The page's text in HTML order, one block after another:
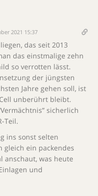
2021 15:37
das seit 2013
das einstmalige zehn
so verrotten lässt.
der jüngsten
Jahre gehen soll, ist
unberührt bleibt.
sicherlich
Teil.
ins sonst selten
gleich ein packendes
anschaut, was heute
und